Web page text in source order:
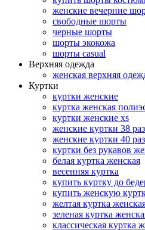
женские вечерние
свободные шорты
черные шорты
шорты экокожа
шорты casual
Верхняя одежда
женская верхняя
Куртки
куртки женские
куртка женская
куртки женские xs
женские куртки 38
женские куртки 40
куртки без рукавов
белая куртка женская
весенняя куртка
купить куртку до
купить женскую
желтая куртка
зеленая куртка
классическая куртка